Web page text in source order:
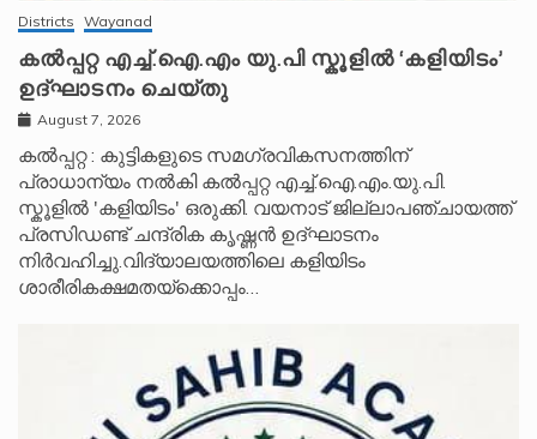
Districts Wayanad
കൽപ്പറ്റ എച്ച്.ഐ.എം യു.പി സ്കൂ‌ളിൽ ‘കളിയിടം’
ഉദ്ഘാടനം ചെയ്തു
August 7, 2026
കൽപ്പറ്റ : കുട്ടികളുടെ സമഗ്രവികസനത്തിന്
പ്രാധാന്യം നൽകി കൽപ്പറ്റ എച്ച്.ഐ.എം.യു.പി.
സ്കൂ‌ളിൽ 'കളിയിടം' ഒരുക്കി. വയനാട് ജില്ലാപഞ്ചായത്ത്
പ്രസിഡണ്ട് ചന്ദ്രിക കൃഷ്ണൻ ഉദ്ഘാടനം
നിർവഹിച്ചു.വിദ്യാലയത്തിലെ കളിയിടം
ശാരീരികക്ഷമതയ്‌ക്കൊപ്പം…